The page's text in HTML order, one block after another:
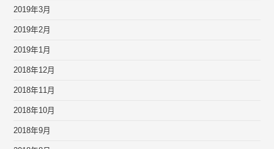
2019年3月
2019年2月
2019年1月
2018年12月
2018年11月
2018年10月
2018年9月